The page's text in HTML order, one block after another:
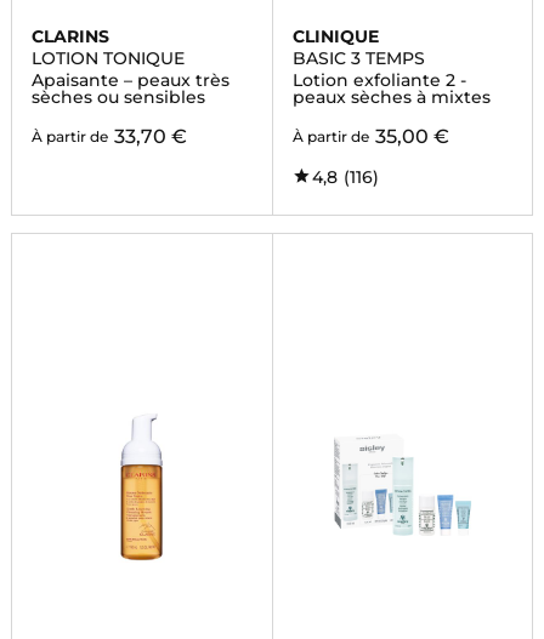
CLARINS
LOTION TONIQUE
Apaisante – peaux très
sèches ou sensibles
À partir de 33,70 €
CLINIQUE
BASIC 3 TEMPS
Lotion exfoliante 2 -
peaux sèches à mixtes
À partir de 35,00 €
4,8 (116)